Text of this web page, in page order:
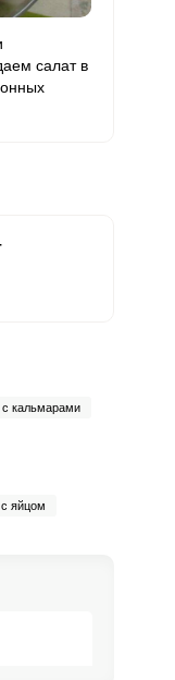
салат в
кальмарами
яйцом